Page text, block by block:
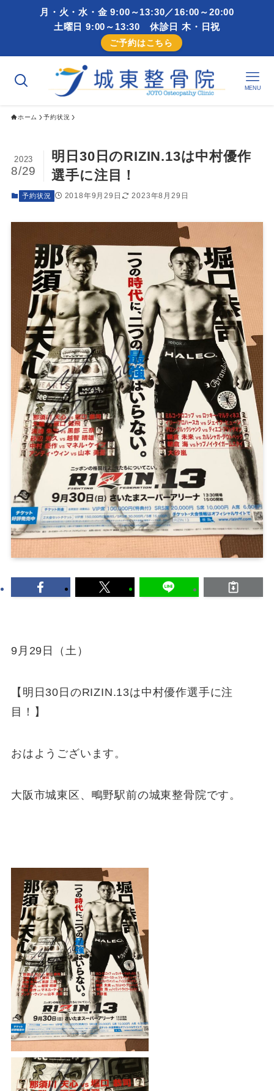
月・火・水・金 9:00～13:30／16:00～20:00
土曜日 9:00～13:30 休診日 木・日祝
ご予約はこちら
MENU
ホーム 予約状況
明日30日のRIZIN.13は中村優作
選手に注目！
2023
8/29
予約状況 2018年9月29日 2023年8月29日
9月29日（土）
【明日30日のRIZIN.13は中村優作選手に注
目！】
おはようございます。
大阪市城東区、鴫野駅前の城東整骨院です。